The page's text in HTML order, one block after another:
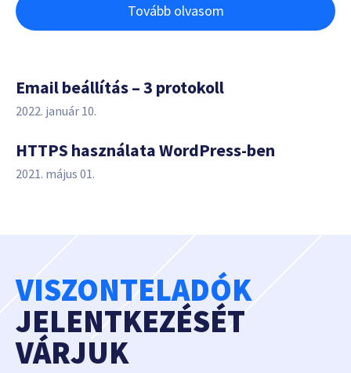
Tovább olvasom
Email beállítás – 3 protokoll
2022. január 10.
HTTPS használata WordPress-ben
2021. május 01.
VISZONTELADÓK
JELENTKEZÉSÉT
VÁRJUK